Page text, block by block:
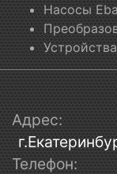
Насосы
Адрес:
Телефон: